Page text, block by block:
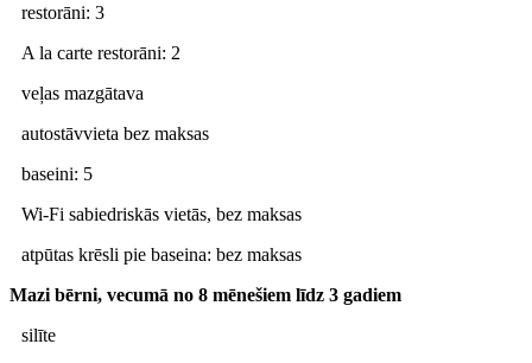
restorāni: 3
A la carte restorāni: 2
veļas mazgātava
autostāvvieta bez maksas
baseini: 5
Wi-Fi sabiedriskās vietās, bez maksas
atpūtas krēsli pie baseina: bez maksas
Mazi bērni, vecumā no 8 mēnešiem līdz 3 gadiem
silīte